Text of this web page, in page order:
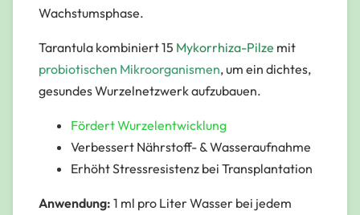
Wachstumsphase.
Tarantula kombiniert 15 Mykorrhiza-Pilze mit
probiotischen Mikroorganismen, um ein dichtes,
gesundes Wurzelnetzwerk aufzubauen.
Fördert Wurzelentwicklung
Verbessert Nährstoff- & Wasseraufnahme
Erhöht Stressresistenz bei Transplantation
Anwendung: 1 ml pro Liter Wasser bei jedem